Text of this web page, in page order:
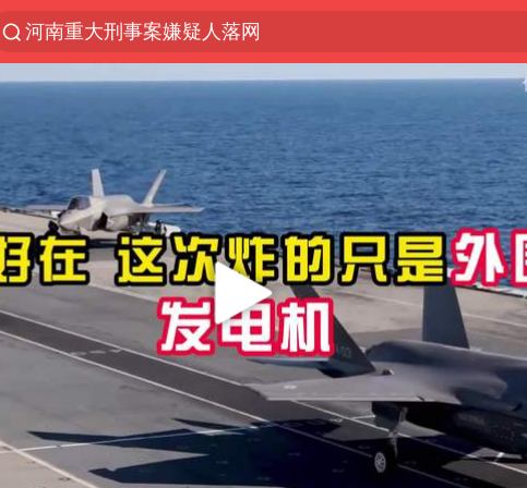
河南重大刑事案嫌疑人落网
光影经济撬动暑期消费新蓝海
浙江上海等地有大雨或暴雨
西湖突现狂风暴雨 游客瞬间被浇透
金饰克价一夜涨回1300元
隔20米开高仿奶茶店被判赔35万元
新疆景区自驾服务费改为按车收费
多家A股公司收到美国关税退款
视频丨中国东方电气集团原党组副书记、董事宋致远被查
直击东北超：哈尔滨vs通辽
香港宏福苑火灾或由烟头引起
白海豚将正面袭击贯穿浙江